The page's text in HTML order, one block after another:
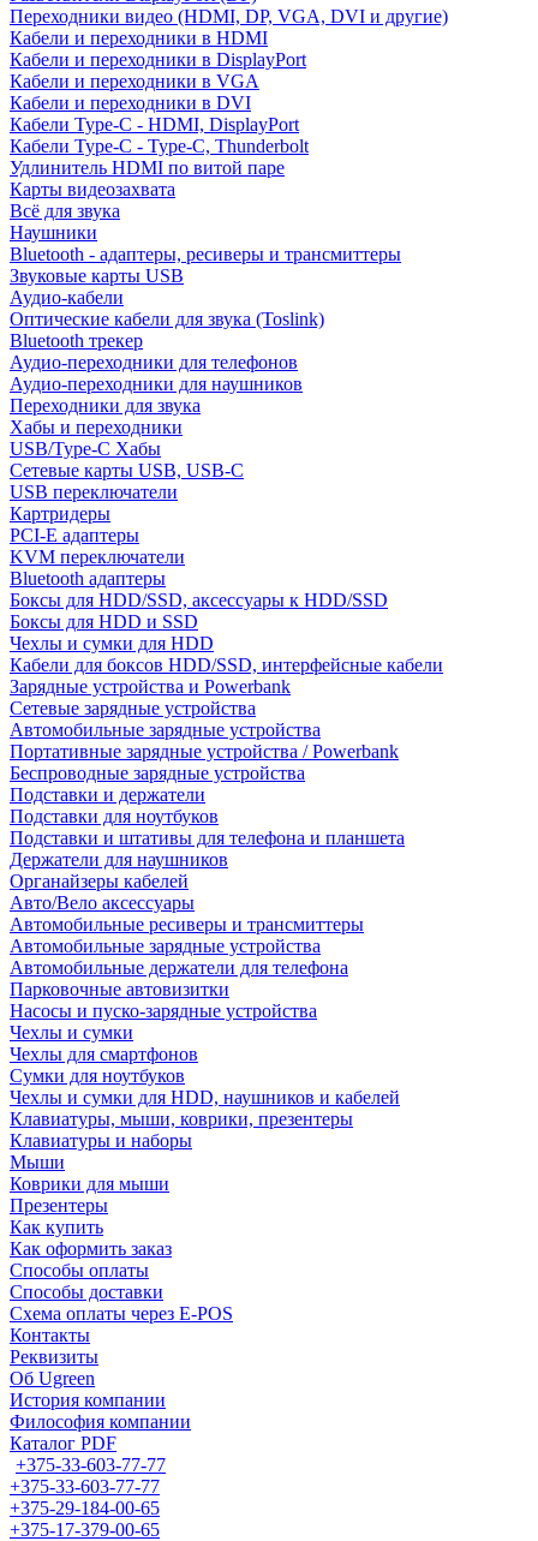
Переходники видео (HDMI, DP, VGA, DVI и другие)
Кабели и переходники в HDMI
Кабели и переходники в DisplayPort
Кабели и переходники в VGA
Кабели и переходники в DVI
Кабели Type-C - HDMI, DisplayPort
Кабели Type-C - Type-C, Thunderbolt
Удлинитель HDMI по витой паре
Карты видеозахвата
Всё для звука
Наушники
Bluetooth - адаптеры, ресиверы и трансмиттеры
Звуковые карты USB
Аудио-кабели
Оптические кабели для звука (Toslink)
Bluetooth трекер
Аудио-переходники для телефонов
Аудио-переходники для наушников
Переходники для звука
Хабы и переходники
USB/Type-C Хабы
Сетевые карты USB, USB-C
USB переключатели
Картридеры
PCI-E адаптеры
KVM переключатели
Bluetooth адаптеры
Боксы для HDD/SSD, аксессуары к HDD/SSD
Боксы для HDD и SSD
Чехлы и сумки для HDD
Кабели для боксов HDD/SSD, интерфейсные кабели
Зарядные устройства и Powerbank
Сетевые зарядные устройства
Автомобильные зарядные устройства
Портативные зарядные устройства / Powerbank
Беспроводные зарядные устройства
Подставки и держатели
Подставки для ноутбуков
Подставки и штативы для телефона и планшета
Держатели для наушников
Органайзеры кабелей
Авто/Вело аксессуары
Автомобильные ресиверы и трансмиттеры
Автомобильные зарядные устройства
Автомобильные держатели для телефона
Парковочные автовизитки
Насосы и пуско-зарядные устройства
Чехлы и сумки
Чехлы для смартфонов
Сумки для ноутбуков
Чехлы и сумки для HDD, наушников и кабелей
Клавиатуры, мыши, коврики, презентеры
Клавиатуры и наборы
Мыши
Коврики для мыши
Презентеры
Как купить
Как оформить заказ
Способы оплаты
Способы доставки
Схема оплаты через E-POS
Контакты
Реквизиты
Об Ugreen
История компании
Философия компании
Каталог PDF
+375-33-603-77-77
+375-33-603-77-77
+375-29-184-00-65
+375-17-379-00-65